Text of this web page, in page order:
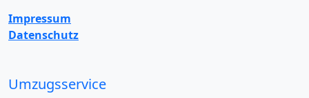
Impressum
Datenschutz
Umzugsservice